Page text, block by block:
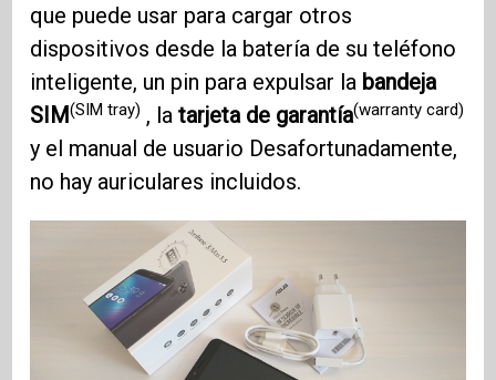
que puede usar para cargar otros
dispositivos desde la batería de su teléfono
inteligente, un pin para expulsar la bandeja
SIM(SIM tray) , latarjeta de garantía(warranty card)
y el manual de usuario Desafortunadamente,
no hay auriculares incluidos.